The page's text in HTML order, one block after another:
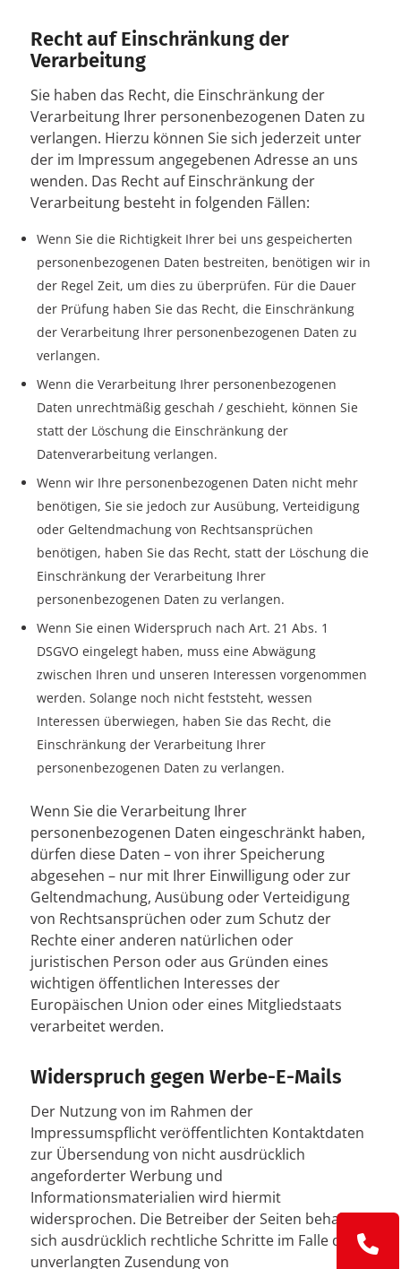
Recht auf Einschränkung der
Verarbeitung
Sie haben das Recht, die Einschränkung der
Verarbeitung Ihrer personenbezogenen Daten zu
verlangen. Hierzu können Sie sich jederzeit unter
der im Impressum angegebenen Adresse an uns
wenden. Das Recht auf Einschränkung der
Verarbeitung besteht in folgenden Fällen:
Wenn Sie die Richtigkeit Ihrer bei uns gespeicherten
personenbezogenen Daten bestreiten, benötigen wir in
der Regel Zeit, um dies zu überprüfen. Für die Dauer
der Prüfung haben Sie das Recht, die Einschränkung
der Verarbeitung Ihrer personenbezogenen Daten zu
verlangen.
Wenn die Verarbeitung Ihrer personenbezogenen
Daten unrechtmäßig geschah / geschieht, können Sie
statt der Löschung die Einschränkung der
Datenverarbeitung verlangen.
Wenn wir Ihre personenbezogenen Daten nicht mehr
benötigen, Sie sie jedoch zur Ausübung, Verteidigung
oder Geltendmachung von Rechtsansprüchen
benötigen, haben Sie das Recht, statt der Löschung die
Einschränkung der Verarbeitung Ihrer
personenbezogenen Daten zu verlangen.
Wenn Sie einen Widerspruch nach Art. 21 Abs. 1
DSGVO eingelegt haben, muss eine Abwägung
zwischen Ihren und unseren Interessen vorgenommen
werden. Solange noch nicht feststeht, wessen
Interessen überwiegen, haben Sie das Recht, die
Einschränkung der Verarbeitung Ihrer
personenbezogenen Daten zu verlangen.
Wenn Sie die Verarbeitung Ihrer
personenbezogenen Daten eingeschränkt haben,
dürfen diese Daten – von ihrer Speicherung
abgesehen – nur mit Ihrer Einwilligung oder zur
Geltendmachung, Ausübung oder Verteidigung
von Rechtsansprüchen oder zum Schutz der
Rechte einer anderen natürlichen oder
juristischen Person oder aus Gründen eines
wichtigen öffentlichen Interesses der
Europäischen Union oder eines Mitgliedstaats
verarbeitet werden.
Widerspruch gegen Werbe-E-Mails
Der Nutzung von im Rahmen der
Impressumspflicht veröffentlichten Kontaktdaten
zur Übersendung von nicht ausdrücklich
angeforderter Werbung und
Informationsmaterialien wird hiermit
widersprochen. Die Betreiber der Seiten behalten
sich ausdrücklich rechtliche Schritte im Falle der
unverlangten Zusendung von